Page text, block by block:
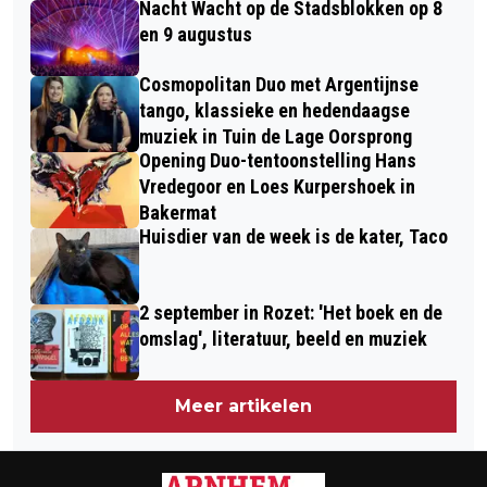
VANDAAG
Nacht Wacht op de Stadsblokken op 8
en 9 augustus
Cosmopolitan Duo met Argentijnse
tango, klassieke en hedendaagse
muziek in Tuin de Lage Oorsprong
Opening Duo-tentoonstelling Hans
Vredegoor en Loes Kurpershoek in
Bakermat
Huisdier van de week is de kater, Taco
2 september in Rozet: 'Het boek en de
omslag', literatuur, beeld en muziek
Meer artikelen